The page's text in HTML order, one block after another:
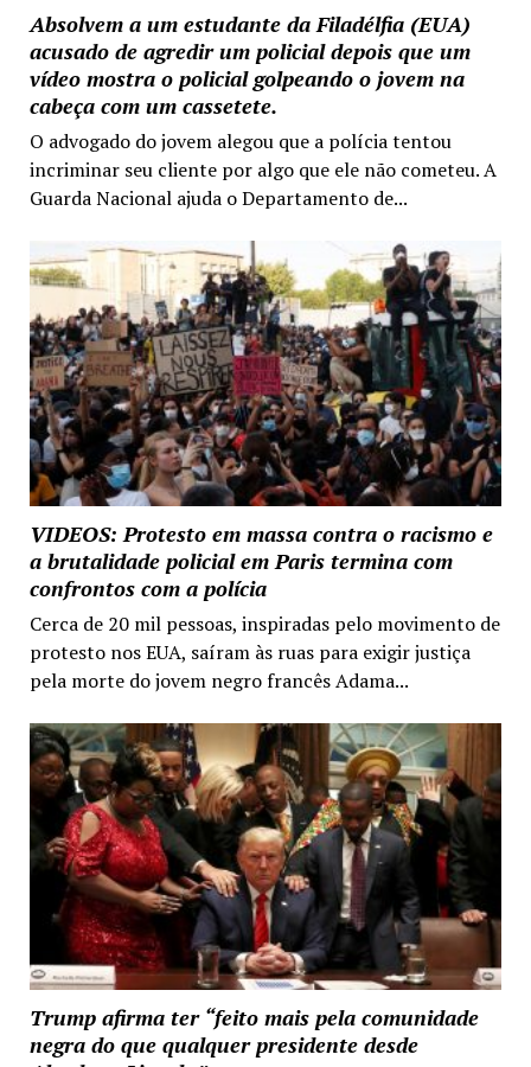
Absolvem a um estudante da Filadélfia (EUA)
acusado de agredir um policial depois que um
vídeo mostra o policial golpeando o jovem na
cabeça com um cassetete.
O advogado do jovem alegou que a polícia tentou
incriminar seu cliente por algo que ele não cometeu. A
Guarda Nacional ajuda o Departamento de...
VIDEOS: Protesto em massa contra o racismo e
a brutalidade policial em Paris termina com
confrontos com a polícia
Cerca de 20 mil pessoas, inspiradas pelo movimento de
protesto nos EUA, saíram às ruas para exigir justiça
pela morte do jovem negro francês Adama...
Trump afirma ter “feito mais pela comunidade
negra do que qualquer presidente desde